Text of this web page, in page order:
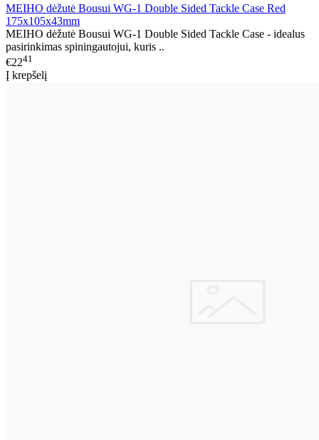
MEIHO dėžutė Bousui WG-1 Double Sided Tackle Case Red
175x105x43mm
MEIHO dėžutė Bousui WG-1 Double Sided Tackle Case - idealus
pasirinkimas spiningautojui, kuris ..
€2241
Į krepšelį